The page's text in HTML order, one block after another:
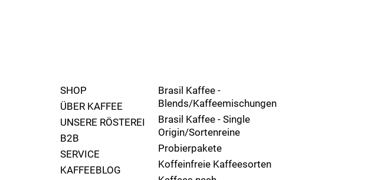
SHOP
Brasil Kaffee -
Blends/Kaffeemischungen
Brasil Kaffee - Single
Origin/Sortenreine
Probierpakete
Koffeinfreie Kaffeesorten
ÜBER KAFFEE
UNSERE RÖSTEREI
B2B
SERVICE
KAFFEEBLOG